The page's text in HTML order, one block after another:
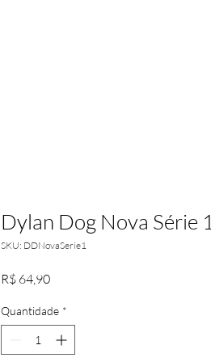
Dylan Dog Nova Série 1
SKU: DDNovaSerie1
R$ 64,90Preço
Quantidade *